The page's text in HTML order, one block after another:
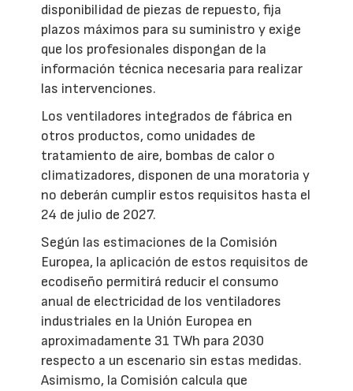
disponibilidad de piezas de repuesto, fija
plazos máximos para su suministro y exige
que los profesionales dispongan de la
información técnica necesaria para realizar
las intervenciones.
Los ventiladores integrados de fábrica en
otros productos, como unidades de
tratamiento de aire, bombas de calor o
climatizadores, disponen de una moratoria y
no deberán cumplir estos requisitos hasta el
24 de julio de 2027.
Según las estimaciones de la Comisión
Europea, la aplicación de estos requisitos de
ecodiseño permitirá reducir el consumo
anual de electricidad de los ventiladores
industriales en la Unión Europea en
aproximadamente 31 TWh para 2030
respecto a un escenario sin estas medidas.
Asimismo, la Comisión calcula que